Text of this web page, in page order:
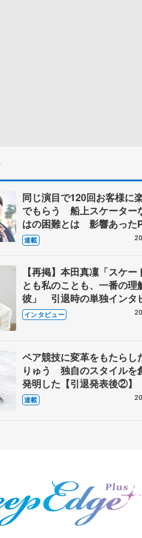
同じ演目で120回お客様に
でもらう 船上スケーター
はの困難とは 影響あった
キャプテン松永さんの存在
連載
【再掲】本田真凜「スケー
とも私のことも、一番の理
彼」 引退時の単独インタ
で語った競技人生や家族、
これからの夢…
インタビュー
ペア競技に変革をもたらし
りゅう 独自のスタイルを
発明した【引退発表後②】
連載